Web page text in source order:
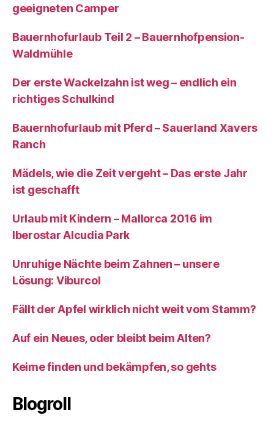
geeigneten Camper
Bauernhofurlaub Teil 2 – Bauernhofpension-
Waldmühle
Der erste Wackelzahn ist weg – endlich ein
richtiges Schulkind
Bauernhofurlaub mit Pferd – Sauerland Xavers
Ranch
Mädels, wie die Zeit vergeht – Das erste Jahr
ist geschafft
Urlaub mit Kindern – Mallorca 2016 im
Iberostar Alcudia Park
Unruhige Nächte beim Zahnen – unsere
Lösung: Viburcol
Fällt der Apfel wirklich nicht weit vom Stamm?
Auf ein Neues, oder bleibt beim Alten?
Keime finden und bekämpfen, so gehts
Blogroll